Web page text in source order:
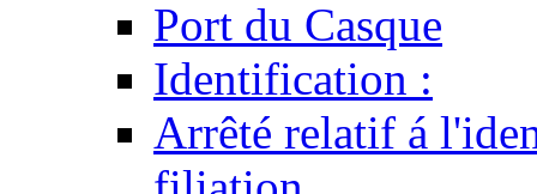
Port du Casque
Identification :
Arrêté relatif á